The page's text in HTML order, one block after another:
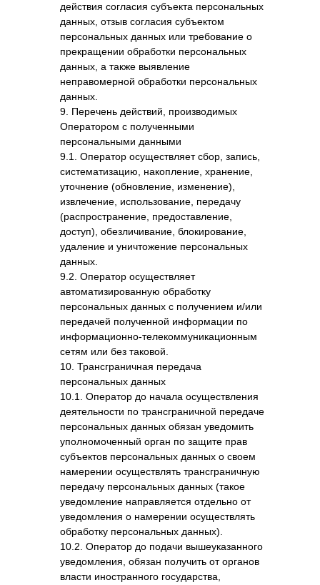
действия согласия субъекта персональных
данных, отзыв согласия субъектом
персональных данных или требование о
прекращении обработки персональных
данных, а также выявление
неправомерной обработки персональных
данных.
9. Перечень действий, производимых
Оператором с полученными
персональными данными
9.1. Оператор осуществляет сбор, запись,
систематизацию, накопление, хранение,
уточнение (обновление, изменение),
извлечение, использование, передачу
(распространение, предоставление,
доступ), обезличивание, блокирование,
удаление и уничтожение персональных
данных.
9.2. Оператор осуществляет
автоматизированную обработку
персональных данных с получением и/или
передачей полученной информации по
информационно-телекоммуникационным
сетям или без таковой.
10. Трансграничная передача
персональных данных
10.1. Оператор до начала осуществления
деятельности по трансграничной передаче
персональных данных обязан уведомить
уполномоченный орган по защите прав
субъектов персональных данных о своем
намерении осуществлять трансграничную
передачу персональных данных (такое
уведомление направляется отдельно от
уведомления о намерении осуществлять
обработку персональных данных).
10.2. Оператор до подачи вышеуказанного
уведомления, обязан получить от органов
власти иностранного государства,